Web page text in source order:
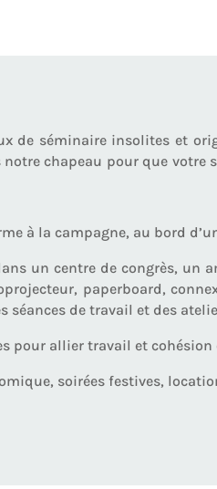
de séminaire insolites et
chapeau pour que
à la campagne, au bord
un centre de congrès,
paperboard,
de travail et des
pour allier travail et
soirées festives,